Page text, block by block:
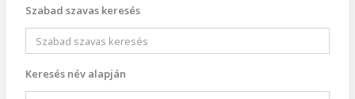
Szabad szavas keresés
Keresés név alapján